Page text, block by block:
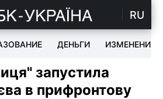
RU
ДЕНЬГИ ИЗМЕНЕНИЯ
запустила
в прифронтову